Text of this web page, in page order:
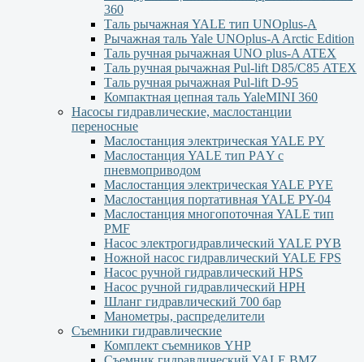
360
Таль рычажная YALE тип UNOplus-A
Рычажная таль Yale UNOplus-A Arctic Edition
Таль ручная рычажная UNO plus-A ATEX
Таль ручная рычажная Pul-lift D85/С85 ATEX
Таль ручная рычажная Pul-lift D-95
Компактная цепная таль YaleMINI 360
Насосы гидравлические, маслостанции
переносные
Маслостанция электрическая YALE PY
Маслостанция YALE тип PАY с
пневмоприводом
Маслостанция электрическая YALE PYЕ
Маслостанция портативная YALE PY-04
Маслостанция многопоточная YALE тип
PMF
Насос электрогидравлический YALE PYB
Ножной насос гидравлический YALE FPS
Насос ручной гидравлический HPS
Насос ручной гидравлический HPН
Шланг гидравлический 700 бар
Манометры, распределители
Съемники гидравлические
Комплект съемников YHP